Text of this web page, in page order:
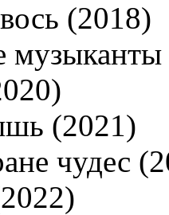
(2018)
(2021)
чудес